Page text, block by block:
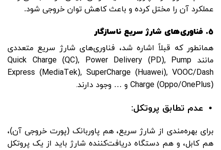
عملکرد آن را مختل کرده و باعث کاهش توان خروجی شود.
5. فناوری‌های شارژ سریع ناسازگار
همانطور که قبلاً اشاره شد، فناوری‌های شارژ سریع متعددی
مانند Quick Charge (QC), Power Delivery (PD), Pump
Express (MediaTek), SuperCharge (Huawei), VOOC/Dash
Charge (Oppo/OnePlus) و … وجود دارند.
عدم تطابق پروتکل:
برای بهره‌مندی از شارژ سریع، هم پاوربانک (پورت خروجی آن)،
هم کابل، و هم دستگاه دریافت‌کننده شارژ باید از یک پروتکل